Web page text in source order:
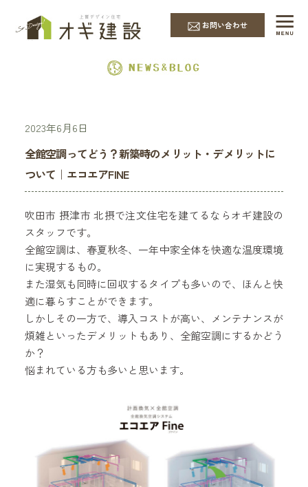
お問い合わせ
EVENT & NEWS
2023年6月6日
全館空調ってどう？新築時のメリット・デメリットに
ついて｜エコエアFINE
吹田市 摂津市 北摂で注文住宅を建てるならオギ建設の
スタッフです。
全館空調は、春夏秋冬、一年中家全体を快適な温度環境
に実現するもの。
また湿気も同時に回収するタイプも多いので、ほんと快
適に暮らすことができます。
しかしその一方で、導入コストが高い、メンテナンスが
煩雑といったデメリットもあり、全館空調にするかどう
か？
悩まれている方も多いと思います。